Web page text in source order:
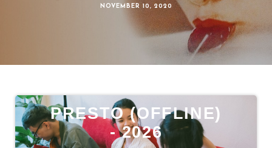
NOVEMBER 10, 2020
PRESTO (OFFLINE)
- 2026